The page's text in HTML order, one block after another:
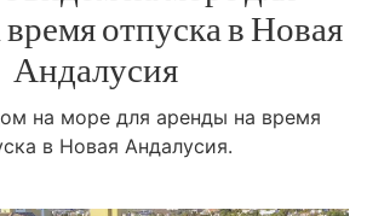
отпуска в Новая
Андалусия
на море для аренды на время
в Новая Андалусия.